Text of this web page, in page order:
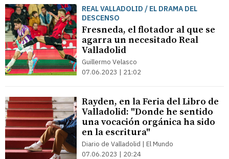
REAL VALLADOLID / EL DRAMA DEL
DESCENSO
Fresneda, el flotador al que se
agarra un necesitado Real
Valladolid
Guillermo Velasco
07.06.2023 | 21:02
Rayden, en la Feria del Libro de
Valladolid: "Donde he sentido
una vocación orgánica ha sido
en la escritura"
Diario de Valladolid | El Mundo
07.06.2023 | 20:24